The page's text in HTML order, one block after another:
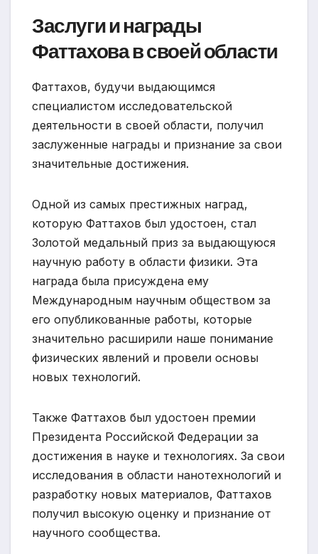
Заслуги и награды
Фаттахова в своей области
Фаттахов, будучи выдающимся
специалистом исследовательской
деятельности в своей области, получил
заслуженные награды и признание за свои
значительные достижения.
Одной из самых престижных наград,
которую Фаттахов был удостоен, стал
Золотой медальный приз за выдающуюся
научную работу в области физики. Эта
награда была присуждена ему
Международным научным обществом за
его опубликованные работы, которые
значительно расширили наше понимание
физических явлений и провели основы
новых технологий.
Также Фаттахов был удостоен премии
Президента Российской Федерации за
достижения в науке и технологиях. За свои
исследования в области нанотехнологий и
разработку новых материалов, Фаттахов
получил высокую оценку и признание от
научного сообщества.